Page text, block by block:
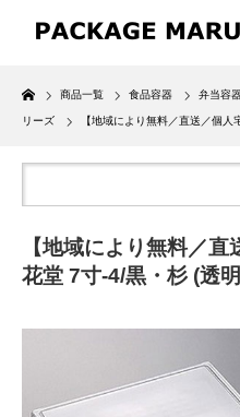
Home
商品一覧 食品容器 弁当容
リーズ 【地域により無料／直送／個
【地域により無料／
花堂 7寸-4/黒・杉 (透